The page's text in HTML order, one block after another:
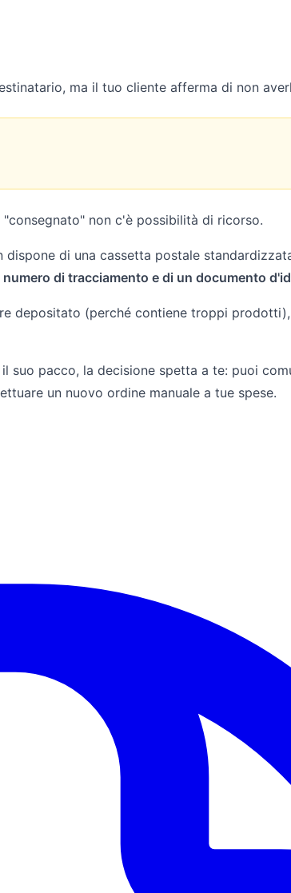
ma il tuo cliente afferma di non
non c'è possibilità di ricorso.
di una cassetta postale
di tracciamento e di un documento
depositato (perché contiene troppi
pacco, la decisione spetta a te: puoi
un nuovo ordine manuale a tue spese.